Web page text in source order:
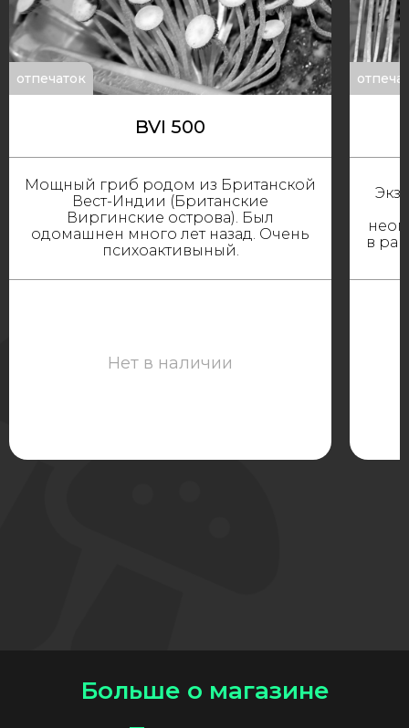
отпечаток
BVI 500
Мощный гриб родом из Британской
Вест-Индии (Британские
Виргинские острова). Был
одомашнен много лет назад. Очень
психоактивыный.
Нет в наличии
в
Больше о магазине